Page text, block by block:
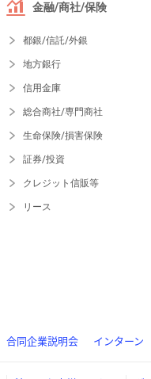
金融/商社/保険
都銀/信託/外銀
地方銀行
信用金庫
総合商社/専門商社
生命保険/損害保険
証券/投資
クレジット信販等
リース
合同企業説明会 インターン